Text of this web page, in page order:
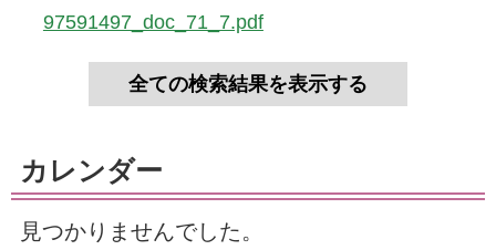
97591497_doc_71_7.pdf
カレンダー
見つかりませんでした。